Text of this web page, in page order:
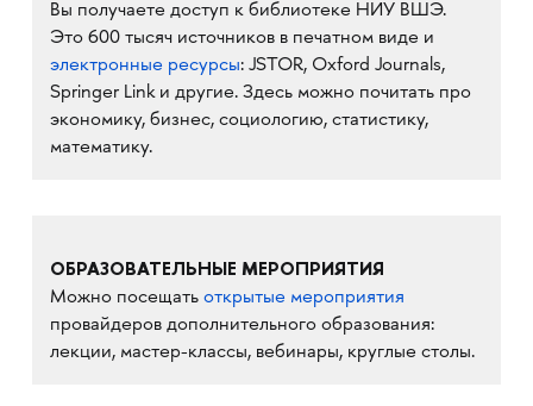
Вы получаете доступ к библиотеке НИУ ВШЭ.
Это 600 тысяч источников в печатном виде и
электронные ресурсы: JSTOR, Oxford Journals,
Springer Link и другие. Здесь можно почитать про
экономику, бизнес, социологию, статистику,
математику.
ОБРАЗОВАТЕЛЬНЫЕ МЕРОПРИЯТИЯ
Можно посещать открытые мероприятия
провайдеров дополнительного образования:
лекции, мастер-классы, вебинары, круглые столы.